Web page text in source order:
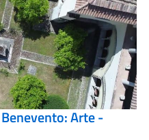
Arte -